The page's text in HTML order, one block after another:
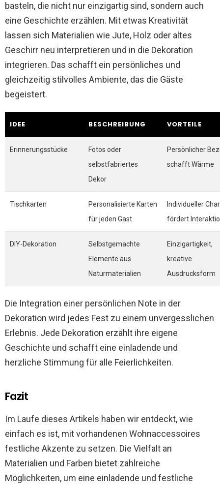
basteln, die nicht nur einzigartig sind, sondern auch
eine Geschichte erzählen. Mit etwas Kreativität
lassen sich Materialien wie Jute, Holz oder altes
Geschirr neu interpretieren und in die Dekoration
integrieren. Das schafft ein persönliches und
gleichzeitig stilvolles Ambiente, das die Gäste
begeistert.
IDEE BESCHREIBUNG VORTEILE
Erinnerungsstücke
Fotos oder
selbstfabriertes
Dekor
Persönlicher
schafft Wärme
Tischkarten
Personalisierte Karten
für jeden Gast
Individueller
fördert
DIY-Dekoration
Selbstgemachte
Elemente aus
Naturmaterialien
Einzigartigkeit,
kreative
Ausdrucksform
Die Integration einer persönlichen Note in der
Dekoration wird jedes Fest zu einem unvergesslichen
Erlebnis. Jede Dekoration erzählt ihre eigene
Geschichte und schafft eine einladende und
herzliche Stimmung für alle Feierlichkeiten.
Fazit
Im Laufe dieses Artikels haben wir entdeckt, wie
einfach es ist, mit vorhandenen Wohnaccessoires
festliche Akzente zu setzen. Die Vielfalt an
Materialien und Farben bietet zahlreiche
Möglichkeiten, um eine einladende und festliche